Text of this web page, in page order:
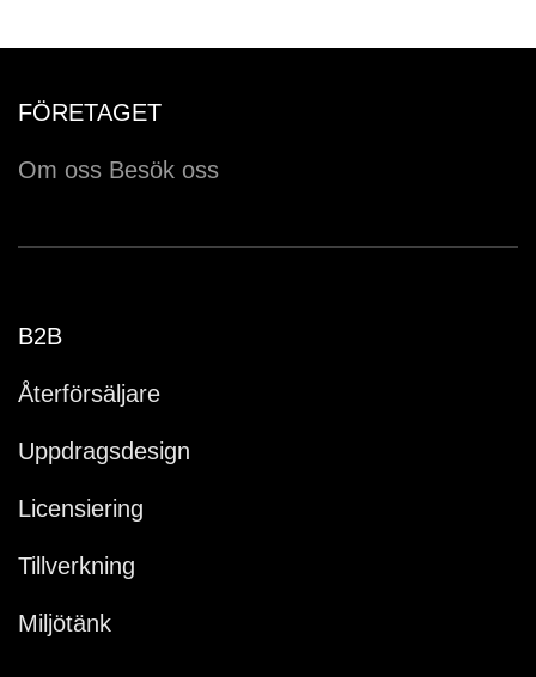
FÖRETAGET
Om oss Besök oss
B2B
Återförsäljare
Uppdragsdesign
Licensiering
Tillverkning
Miljötänk